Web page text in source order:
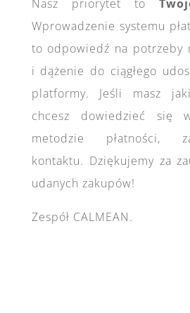
Nasz priorytet to
Wprowadzenie systemu
to odpowiedź na potrzeby
i dążenie do ciągłego
platformy. Jeśli masz
chcesz dowiedzieć się
metodzie płatności,
kontaktu. Dziękujemy za
udanych zakupów!
Zespół CALMEAN.